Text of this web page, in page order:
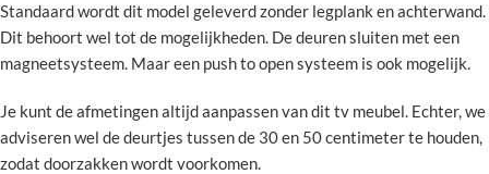
Standaard wordt dit model geleverd zonder legplank en achterwand.
Dit behoort wel tot de mogelijkheden. De deuren sluiten met een
magneetsysteem. Maar een push to open systeem is ook mogelijk.
Je kunt de afmetingen altijd aanpassen van dit tv meubel. Echter, we
adviseren wel de deurtjes tussen de 30 en 50 centimeter te houden,
zodat doorzakken wordt voorkomen.